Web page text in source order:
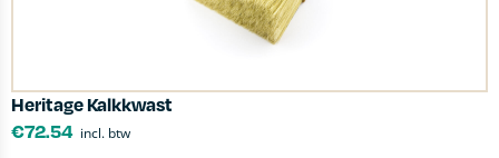
Heritage Kalkkwast
€72.54 incl. btw